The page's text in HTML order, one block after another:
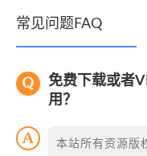
常见问题FAQ
免费下载或者
用？
本站所有资源版